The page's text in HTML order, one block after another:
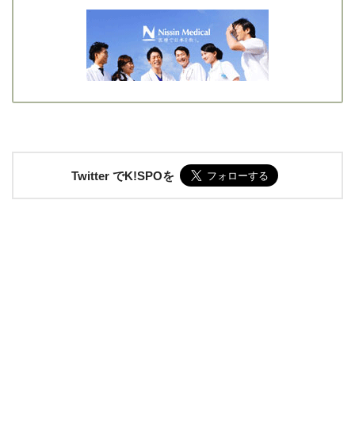
Twitter でK!SPOを